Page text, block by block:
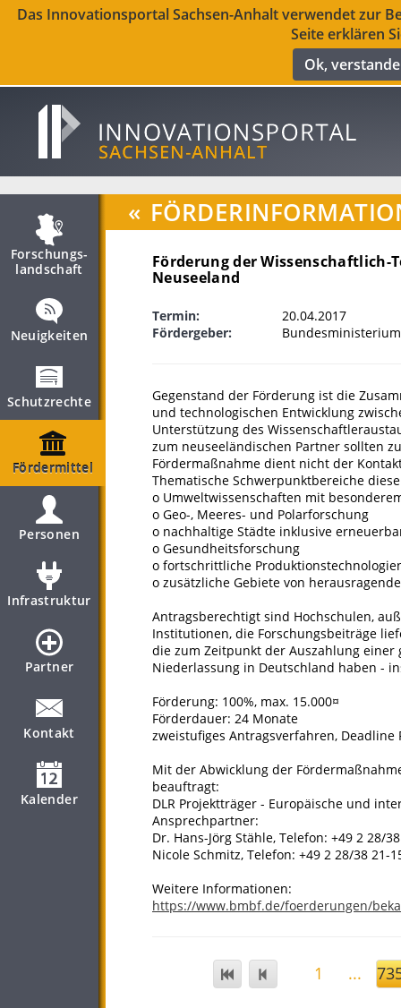
Das Innovationsportal Sachsen-Anhalt verwendet zur
Seite erklären
Ok,
Forschungs­
landschaft
Neuigkeiten
Schutzrechte
Fördermittel
Personen
Infrastruktur
Partner
Kontakt
Kalender
«
Förderung der Wissenschaftlich-
Neuseeland
Termin:
20.04.2017
Fördergeber:
Gegenstand der Förderung ist die
und technologischen Entwicklung
Unterstützung des
zum neuseeländischen Partner sollten
Fördermaßnahme dient nicht der
Thematische Schwerpunktbereiche
o Umweltwissenschaften mit
o Geo-, Meeres- und Polarforschung
o nachhaltige Städte inklusive
o Gesundheitsforschung
o fortschrittliche
o zusätzliche Gebiete von
Antragsberechtigt sind Hochschulen,
Institutionen, die Forschungsbeiträge
die zum Zeitpunkt der Auszahlung
Niederlassung in Deutschland haben -
Förderung: 100%, max. 15.000¤
Förderdauer: 24 Monate
zweistufiges Antragsverfahren, Deadline
Mit der Abwicklung der
beauftragt:
DLR Projektträger - Europäische und
Ansprechpartner:
Dr. Hans-Jörg Stähle, Telefon: +49 2 28/
Nicole Schmitz, Telefon: +49 2 28/38 21-
Weitere Informationen:
https://www.bmbf.de/foerderungen/
1 ...